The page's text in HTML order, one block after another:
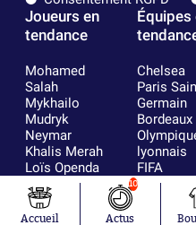
Joueurs en
tendance
Mohamed
Salah
Mykhailo
Mudryk
Neymar
Khalis Merah
Loïs Openda
Moussa
Niakhaté
Nicolás
Équipes
Chelsea
Paris
Germain
Bordeaux
lyonnais
FIFA
Real
RC
AC Milan
Accueil
10
Actus